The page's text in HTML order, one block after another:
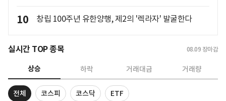
10 창립 100주년 유한양행, 제2의 '렉라자' 발굴한다
실시간 TOP 종목 08.09 장마감
상승 하락 거래대금 거래량
전체 코스피 코스닥 ETF